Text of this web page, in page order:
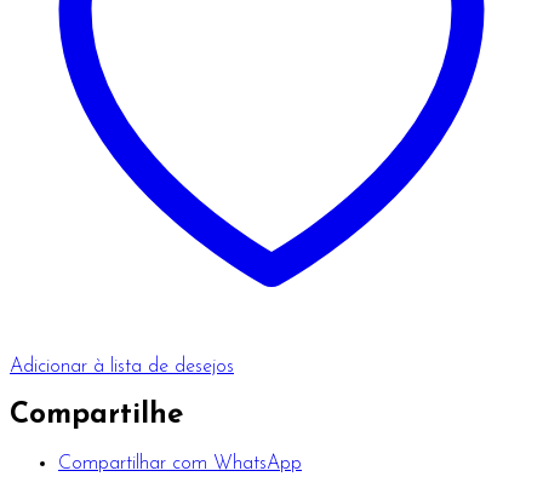
Adicionar à lista de desejos
Compartilhe
Compartilhar com WhatsApp